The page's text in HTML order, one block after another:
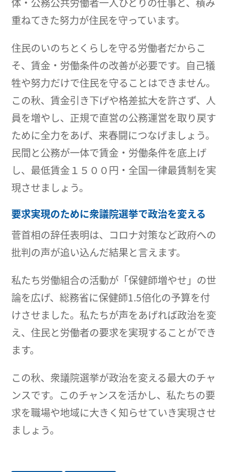
重ねてきた努力が住民を守っています。
住民のいのちとくらしを守る労働者だからこ
そ、賃金・労働条件の改善が必要です。自己犠
牲や努力だけで住民を守ることはできません。
この秋、賃金引き下げや格差拡大を許さず、人
員を増やし、正規で直営の公務運営を取り戻す
ために全力をあげ、来春闘につなげましょう。
民間と公務が一体で賃金・労働条件を底上げ
し、最低賃金１５００円・全国一律最賃制を実
現させましょう。
要求実現のために衆議院選挙で政治を変える
菅首相の辞任表明は、コロナ対策など政府への
批判の声が追い込んだ結果と言えます。
私たち労働組合の活動が「保健師増やせ」の世
論を広げ、総務省に保健師1.5倍化の予算を付
けさせました。私たちが声をあげれば政治を変
え、住民と労働者の要求を実現することができ
ます。
この秋、衆議院選挙が政治を変える最大のチャ
ンスです。このチャンスを活かし、私たちの要
求を職場や地域に大きく知らせていき実現させ
ましょう。